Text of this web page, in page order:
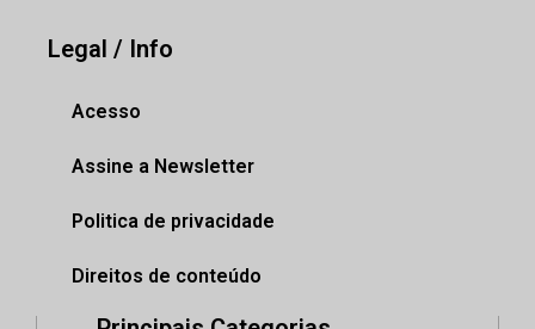
Legal / Info
Acesso
Assine a Newsletter
Politica de privacidade
Direitos de conteúdo